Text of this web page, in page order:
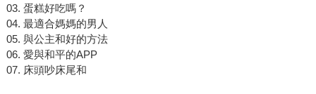
03. 蛋糕好吃嗎？
04. 最適合媽媽的男人
05. 與公主和好的方法
06. 愛與和平的APP
07. 床頭吵床尾和